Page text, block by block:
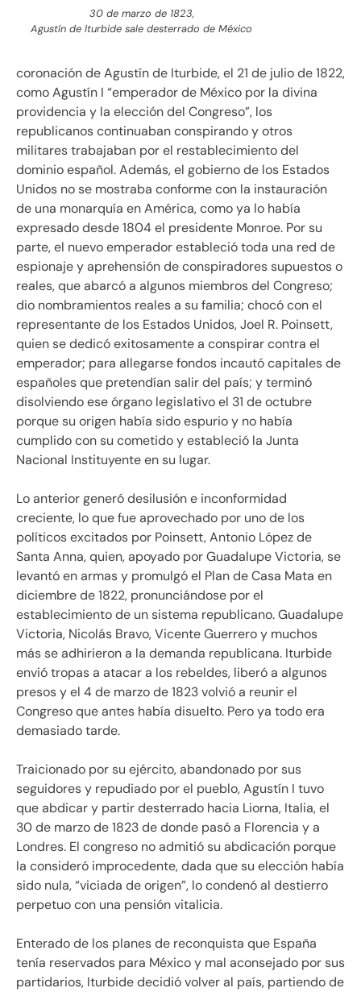
30 de marzo de 1823,
Agustín de Iturbide sale desterrado de México
coronación de Agustín de Iturbide, el 21 de julio de 1822,
como Agustín I “emperador de México por la divina
providencia y la elección del Congreso”, los
republicanos continuaban conspirando y otros
militares trabajaban por el restablecimiento del
dominio español. Además, el gobierno de los Estados
Unidos no se mostraba conforme con la instauración
de una monarquía en América, como ya lo había
expresado desde 1804 el presidente Monroe. Por su
parte, el nuevo emperador estableció toda una red de
espionaje y aprehensión de conspiradores supuestos o
reales, que abarcó a algunos miembros del Congreso;
dio nombramientos reales a su familia; chocó con el
representante de los Estados Unidos, Joel R. Poinsett,
quien se dedicó exitosamente a conspirar contra el
emperador; para allegarse fondos incautó capitales de
españoles que pretendían salir del país; y terminó
disolviendo ese órgano legislativo el 31 de octubre
porque su origen había sido espurio y no había
cumplido con su cometido y estableció la Junta
Nacional Instituyente en su lugar.
Lo anterior generó desilusión e inconformidad
creciente, lo que fue aprovechado por uno de los
políticos excitados por Poinsett, Antonio López de
Santa Anna, quien, apoyado por Guadalupe Victoria, se
levantó en armas y promulgó el Plan de Casa Mata en
diciembre de 1822, pronunciándose por el
establecimiento de un sistema republicano. Guadalupe
Victoria, Nicolás Bravo, Vicente Guerrero y muchos
más se adhirieron a la demanda republicana. Iturbide
envió tropas a atacar a los rebeldes, liberó a algunos
presos y el 4 de marzo de 1823 volvió a reunir el
Congreso que antes había disuelto. Pero ya todo era
demasiado tarde.
Traicionado por su ejército, abandonado por sus
seguidores y repudiado por el pueblo, Agustín I tuvo
que abdicar y partir desterrado hacia Liorna, Italia, el
30 de marzo de 1823 de donde pasó a Florencia y a
Londres. El congreso no admitió su abdicación porque
la consideró improcedente, dada que su elección había
sido nula, “viciada de origen”, lo condenó al destierro
perpetuo con una pensión vitalicia.
Enterado de los planes de reconquista que España
tenía reservados para México y mal aconsejado por sus
partidarios, Iturbide decidió volver al país, partiendo de